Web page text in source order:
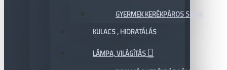
GYERMEK KERÉKPÁROS SISAK
KULACS , HIDRATÁLÁS
LÁMPA, VILÁGÍTÁS